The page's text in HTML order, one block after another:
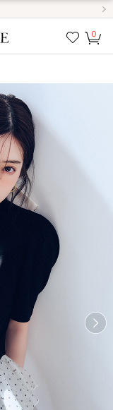
我的
0